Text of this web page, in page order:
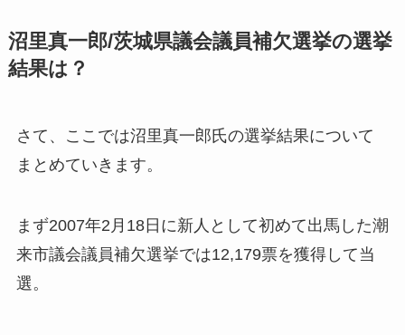
沼里真一郎/茨城県議会議員補欠選挙の選挙
結果は？
さて、ここでは沼里真一郎氏の選挙結果について
まとめていきます。
まず2007年2月18日に新人として初めて出馬した潮
来市議会議員補欠選挙では12,179票を獲得して当
選。